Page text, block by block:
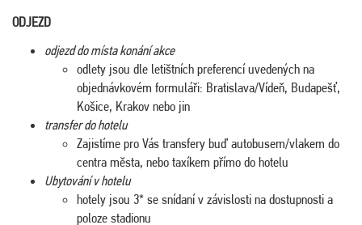
ODJEZD
odjezd do místa konání akce
odlety jsou dle letištních preferencí uvedených na
objednávkovém formuláři: Bratislava/Vídeň, Budapešť,
Košice, Krakov nebo jin
transfer do hotelu
Zajistíme pro Vás transfery buď autobusem/vlakem do
centra města, nebo taxíkem přímo do hotelu
Ubytování v hotelu
hotely jsou 3* se snídaní v závislosti na dostupnosti a
poloze stadionu